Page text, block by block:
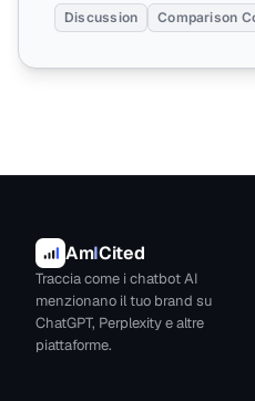
Discussion Comparison
AmICited
Traccia come i chatbot AI
menzionano il tuo brand su
ChatGPT, Perplexity e altre
piattaforme.